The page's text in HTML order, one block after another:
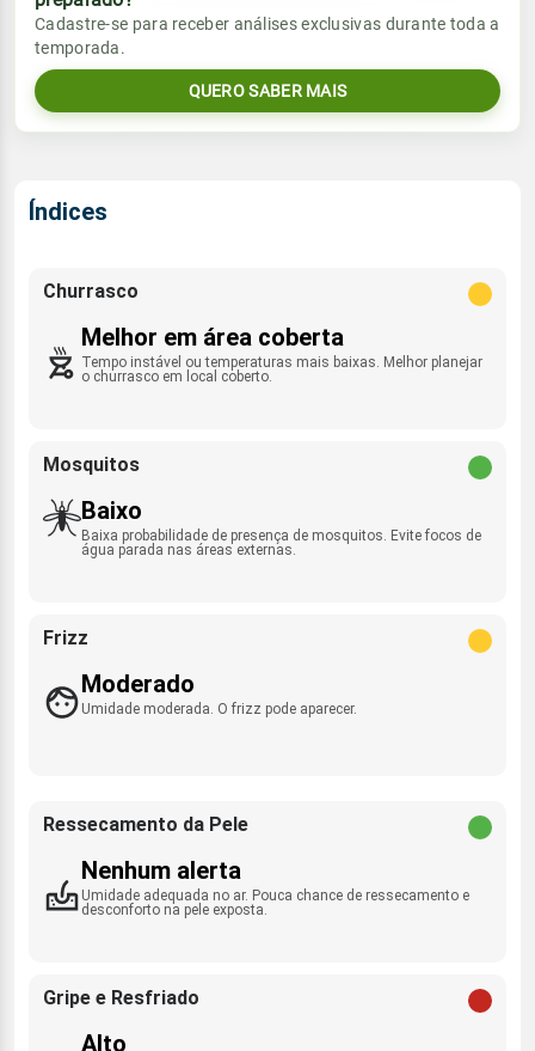
Umidade do ar
61%82%
Rajada de vento
Sol
07:03h às 17:56h
Lua
Chuva
0.0mm
Umidade do ar
Vento
SE - 11km/h
Rajada de vento
Sol
Cadastre-se para receber análises exclusivas durante toda a
temporada.
QUERO SABER MAIS
Índices
Churrasco
Melhor em área coberta
Tempo instável ou temperaturas mais baixas. Melhor planejar
o churrasco em local coberto.
Mosquitos
Baixo
Baixa probabilidade de presença de mosquitos. Evite focos de
água parada nas áreas externas.
Frizz
Moderado
Umidade moderada. O frizz pode aparecer.
Ressecamento da Pele
Nenhum alerta
Umidade adequada no ar. Pouca chance de ressecamento e
desconforto na pele exposta.
Gripe e Resfriado
Alto